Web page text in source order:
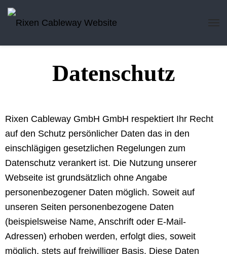
Datenschutz
Rixen Cableway GmbH GmbH respektiert Ihr Recht
auf den Schutz persönlicher Daten das in den
einschlägigen gesetzlichen Regelungen zum
Datenschutz verankert ist. Die Nutzung unserer
Webseite ist grundsätzlich ohne Angabe
personenbezogener Daten möglich. Soweit auf
unseren Seiten personenbezogene Daten
(beispielsweise Name, Anschrift oder E-Mail-
Adressen) erhoben werden, erfolgt dies, soweit
möglich, stets auf freiwilliger Basis. Diese Daten